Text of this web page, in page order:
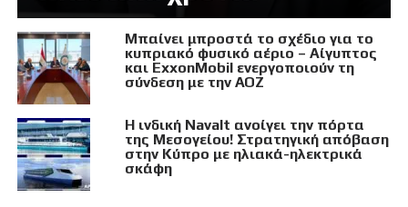
Μπαίνει μπροστά το σχέδιο για το
κυπριακό φυσικό αέριο – Αίγυπτος
και ExxonMobil ενεργοποιούν τη
σύνδεση με την ΑΟΖ
Η ινδική Navalt ανοίγει την πόρτα
της Μεσογείου! Στρατηγική απόβαση
στην Κύπρο με ηλιακά-ηλεκτρικά
σκάφη